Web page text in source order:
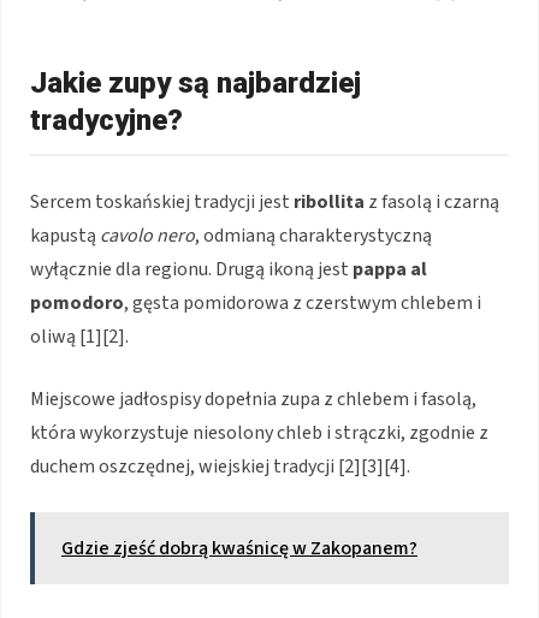
Jakie zupy są najbardziej
tradycyjne?
Sercem toskańskiej tradycji jest ribollita z fasolą i czarną
kapustą cavolo nero, odmianą charakterystyczną
wyłącznie dla regionu. Drugą ikoną jest pappa al
pomodoro, gęsta pomidorowa z czerstwym chlebem i
oliwą [1][2].
Miejscowe jadłospisy dopełnia zupa z chlebem i fasolą,
która wykorzystuje niesolony chleb i strączki, zgodnie z
duchem oszczędnej, wiejskiej tradycji [2][3][4].
Gdzie zjeść dobrą kwaśnicę w Zakopanem?